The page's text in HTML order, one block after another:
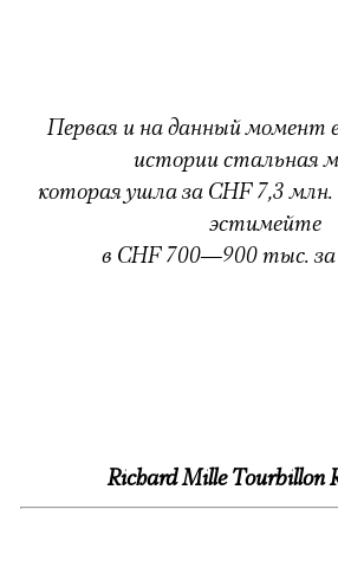
Первая и на данный момент
истории стальная
которая ушла за CHF 7,3 млн.
эстимейте
в CHF 700—900 тыс.
Richard Mille Tourbillon